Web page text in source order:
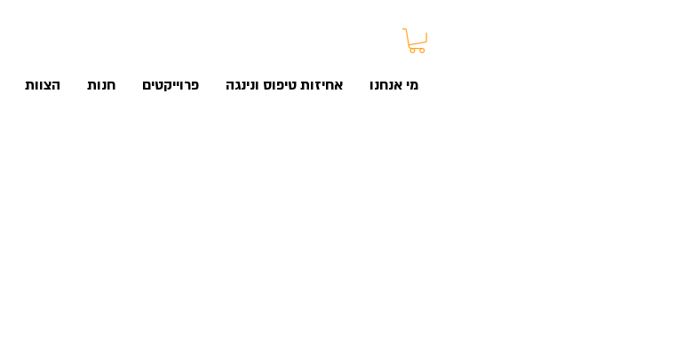
מי אנחנו אחיזות טיפוס ונינגה פרוייקטים חנות הצוות